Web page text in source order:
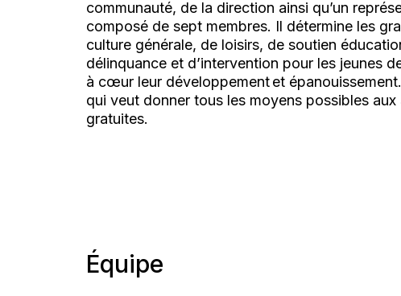
communauté, de la direction ainsi qu’un
composé de sept membres. Il détermine les
culture générale, de loisirs, de soutien
délinquance et d’intervention pour les jeunes
à cœur leur développement et
qui veut donner tous les moyens possibles
gratuites.
Équipe